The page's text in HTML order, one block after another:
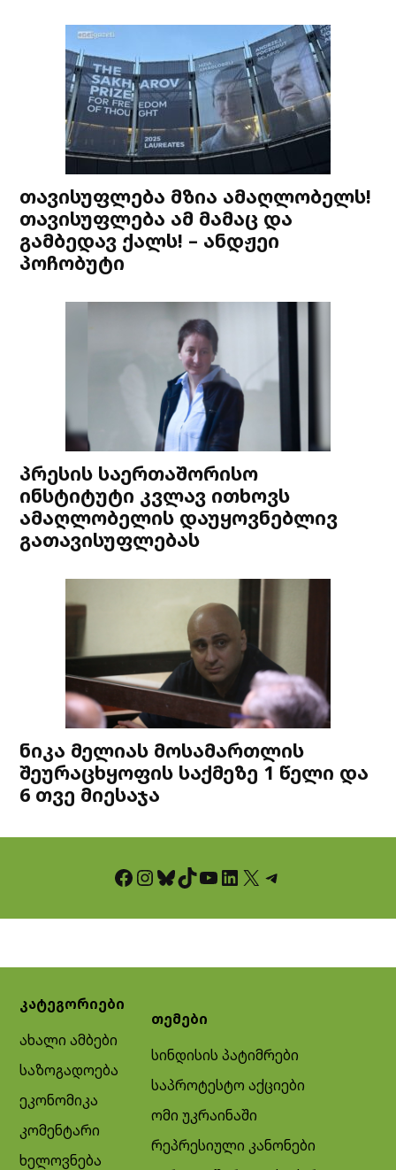
თავისუფლება მზია ამაღლობელს!
თავისუფლება ამ მამაც და
გამბედავ ქალს! – ანდჟეი
პოჩობუტი
პრესის საერთაშორისო
ინსტიტუტი კვლავ ითხოვს
ამაღლობელის დაუყოვნებლივ
გათავისუფლებას
ნიკა მელიას მოსამართლის
შეურაცხყოფის საქმეზე 1 წელი და
6 თვე მიესაჯა
Facebook InstagramBluesky TikTok YouTube LinkedIn X Telegram
კატეგორიები
ახალი ამბები
საზოგადოება
ეკონომიკა
კომენტარი
ხელოვნება
თემები
სინდისის პატიმრები
საპროტესტო აქციები
ომი უკრაინაში
რეპრესიული კანონები